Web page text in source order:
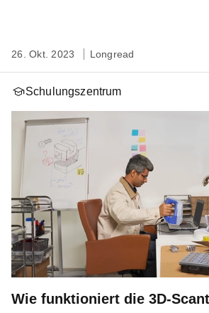
26. Okt. 2023 Longread
Schulungszentrum
Wie funktioniert die 3D-